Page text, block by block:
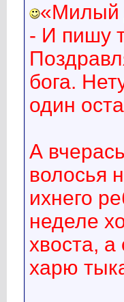
«Милый
- И пишу
бога.
один
А
волосья
ихнего
неделе
хвоста,
харю